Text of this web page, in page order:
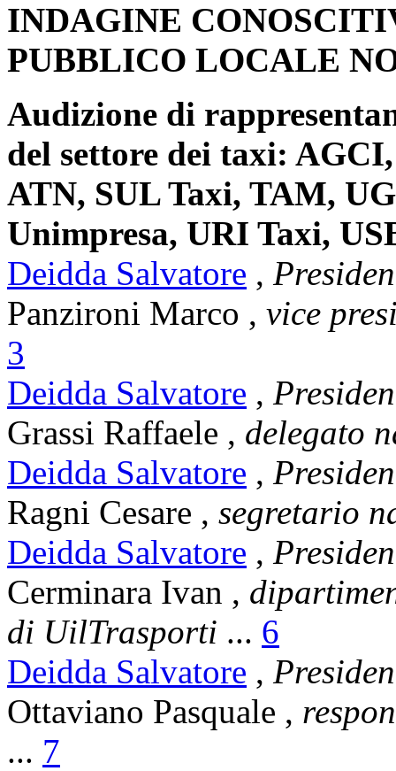
INDAGINE
PUBBLICO LOCALE
Audizione di
del settore dei taxi:
ATN, SUL Taxi, TAM,
Unimpresa, URI Taxi,
Deidda Salvatore ,
Panzironi Marco , vice
3
Deidda Salvatore ,
Grassi Raffaele , delegato
Deidda Salvatore ,
Ragni Cesare , segretario
Deidda Salvatore ,
Cerminara Ivan ,
di UilTrasporti ... 6
Deidda Salvatore ,
Ottaviano Pasquale ,
... 7